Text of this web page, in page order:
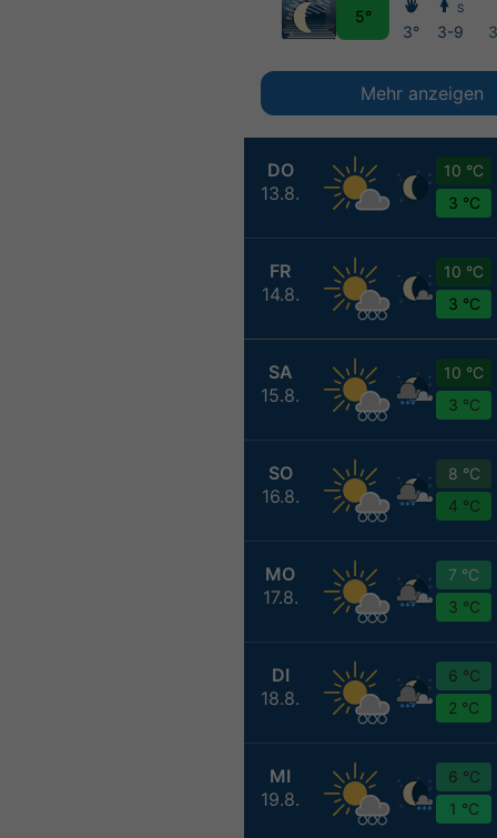
DO
13.8.
10 °C
3 °C
FR
14.8.
10 °C
3 °C
SA
15.8.
10 °C
3 °C
SO
16.8.
8 °C
4 °C
MO
17.8.
7 °C
3 °C
DI
18.8.
6 °C
2 °C
MI
19.8.
6 °C
1 °C
5°
3°
S
3-9
Mehr anzeigen